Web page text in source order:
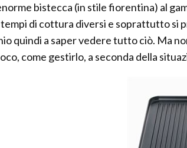
bistecca (in stile fiorentina) al
di cottura diversi e soprattutto si
quindi a saper vedere tutto ciò. Ma
come gestirlo, a seconda della